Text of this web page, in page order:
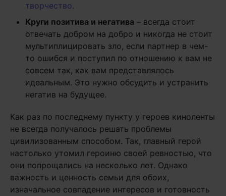
творчество.
Круги позитива и негатива – всегда стоит
отвечать добром на добро и никогда не стоит
мультиплицировать зло, если партнер в чем-
то ошибся и поступил по отношению к вам не
совсем так, как вам представлялось
идеальным. Это нужно обсудить и устранить
негатив на будущее.
Как раз по последнему пункту у героев киноленты
не всегда получалось решать проблемы
цивилизованным способом. Так, главный герой
настолько утомил героиню своей ревностью, что
они попрощались на несколько лет. Однако
важность и ценность семьи для обоих,
изначальное совпадение интересов и готовность